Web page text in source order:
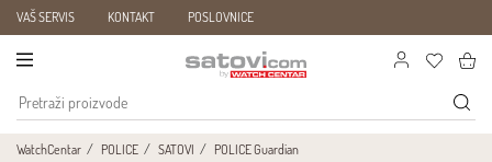
VAŠ SERVIS KONTAKT POSLOVNICE
WatchCentar POLICE SATOVI POLICE Guardian